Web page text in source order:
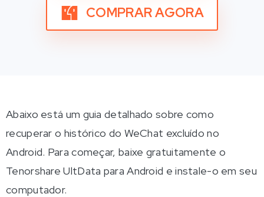
COMPRAR AGORA
Abaixo está um guia detalhado sobre como
recuperar o histórico do WeChat excluído no
Android. Para começar, baixe gratuitamente o
Tenorshare UltData para Android e instale-o em seu
computador.